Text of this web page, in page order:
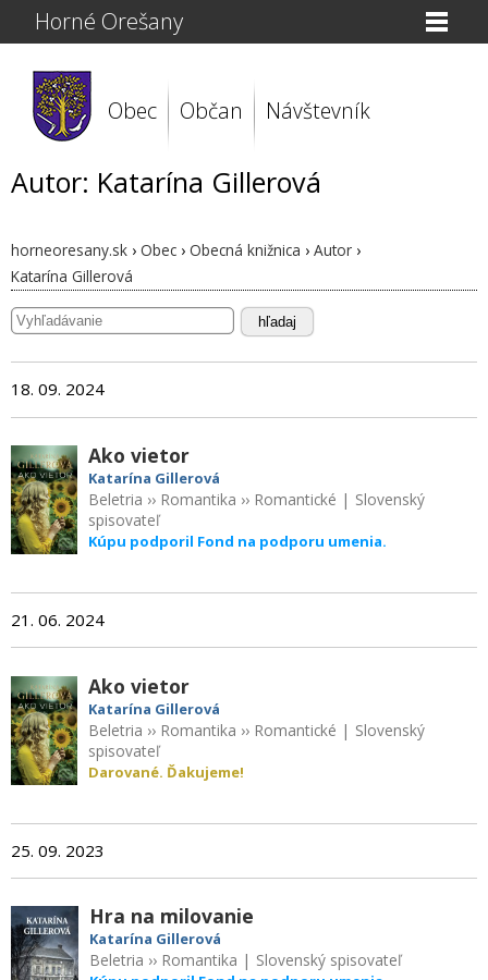
Horné Orešany
Obec Občan Návštevník
Autor: Katarína Gillerová
horneoresany.sk › Obec › Obecná knižnica › Autor ›
Katarína Gillerová
hľadaj
18. 09. 2024
Ako vietor
Katarína Gillerová
Beletria ›› Romantika ›› Romantické | Slovenský
spisovateľ
Kúpu podporil Fond na podporu umenia.
21. 06. 2024
Ako vietor
Katarína Gillerová
Beletria ›› Romantika ›› Romantické | Slovenský
spisovateľ
Darované. Ďakujeme!
25. 09. 2023
Hra na milovanie
Katarína Gillerová
Beletria ›› Romantika | Slovenský spisovateľ